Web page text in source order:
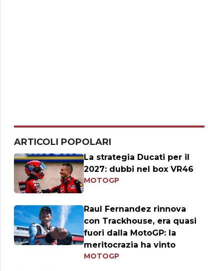
ARTICOLI POPOLARI
La strategia Ducati per il
2027: dubbi nel box VR46
MOTOGP
Raul Fernandez rinnova
con Trackhouse, era quasi
fuori dalla MotoGP: la
meritocrazia ha vinto
MOTOGP